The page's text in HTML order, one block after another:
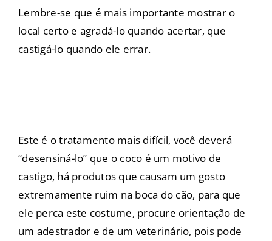
Lembre-se que é mais importante mostrar o
local certo e agradá-lo quando acertar, que
castigá-lo quando ele errar.
Este é o tratamento mais difícil, você deverá
“desensiná-lo” que o coco é um motivo de
castigo, há produtos que causam um gosto
extremamente ruim na boca do cão, para que
ele perca este costume, procure orientação de
um adestrador e de um veterinário, pois pode